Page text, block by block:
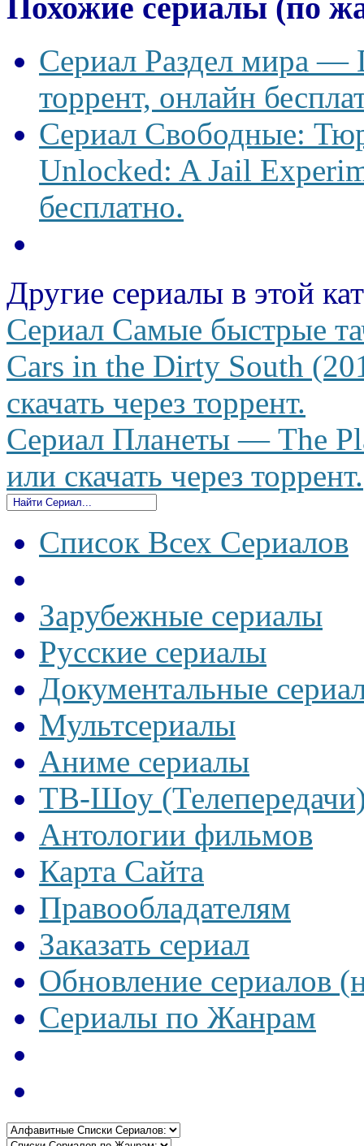
Похожие сериалы (по
Сериал Раздел мира —
торрент, онлайн
Сериал Свободные:
Unlocked: A Jail
бесплатно.
Другие сериалы в этой
Сериал Самые быстрые
Cars in the Dirty South
скачать через торрент.
Сериал Планеты — The
или скачать через торрент.
Список Всех Сериалов
Зарубежные сериалы
Русские сериалы
Документальные
Мультсериалы
Аниме сериалы
ТВ-Шоу
Антологии фильмов
Карта Сайта
Правообладателям
Заказать сериал
Обновление сериалов
Сериалы по Жанрам